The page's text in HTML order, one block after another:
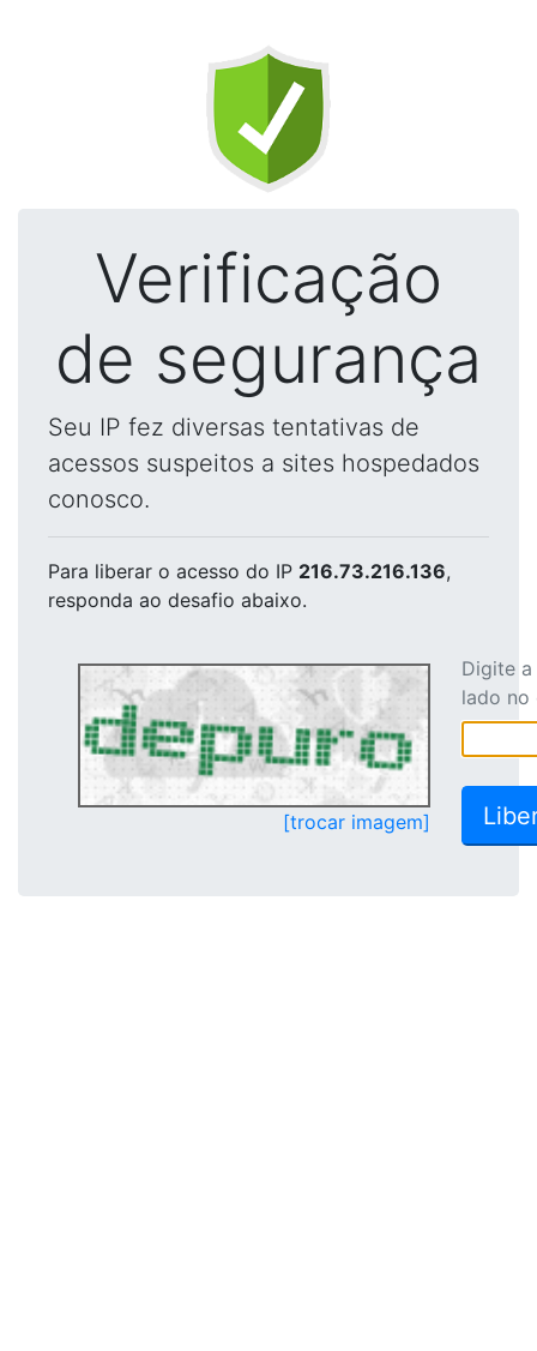
Verificação
de segurança
Seu IP fez diversas tentativas de
acessos suspeitos a sites hospedados
conosco.
Para liberar o acesso do IP 216.73.216.136,
responda ao desafio abaixo.
[trocar imagem]
Digite
lado no